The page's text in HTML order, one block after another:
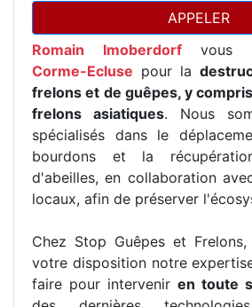
APPELER
Romain Imoberdorfvous
Corme-Ecluse pour la
frelons et de guêpes, y
frelons asiatiques. Nous
spécialisés dans le
bourdons et la
d'abeilles, en collaboration
locaux, afin de préserver
Chez Stop Guêpes et
votre disposition notre
faire pour intervenir en toute